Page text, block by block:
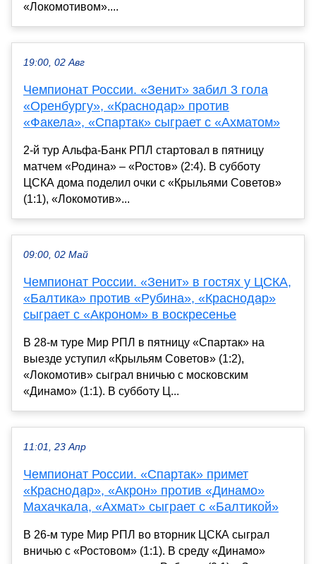
«Локомотивом»....
19:00, 02 Авг
Чемпионат России. «Зенит» забил 3 гола
«Оренбургу», «Краснодар» против
«Факела», «Спартак» сыграет с «Ахматом»
2-й тур Альфа-Банк РПЛ стартовал в пятницу
матчем «Родина» – «Ростов» (2:4). В субботу
ЦСКА дома поделил очки с «Крыльями Советов»
(1:1), «Локомотив»...
09:00, 02 Май
Чемпионат России. «Зенит» в гостях у ЦСКА,
«Балтика» против «Рубина», «Краснодар»
сыграет с «Акроном» в воскресенье
В 28-м туре Мир РПЛ в пятницу «Спартак» на
выезде уступил «Крыльям Советов» (1:2),
«Локомотив» сыграл вничью с московским
«Динамо» (1:1). В субботу Ц...
11:01, 23 Апр
Чемпионат России. «Спартак» примет
«Краснодар», «Акрон» против «Динамо»
Махачкала, «Ахмат» сыграет с «Балтикой»
В 26-м туре Мир РПЛ во вторник ЦСКА сыграл
вничью с «Ростовом» (1:1). В среду «Динамо»